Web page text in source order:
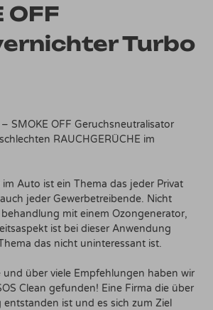
OFF
Turbo
– SMOKE OFF Geruchsneutralisator
RAUCHGERÜCHE im
im Auto ist ein Thema das jeder Privat
jeder Gewerbetreibende. Nicht
mit einem Ozongenerator,
ist bei dieser Anwendung
das nicht uninteressant ist.
und über viele Empfehlungen haben wir
Clean gefunden! Eine Firma die über
ist und es sich zum Ziel